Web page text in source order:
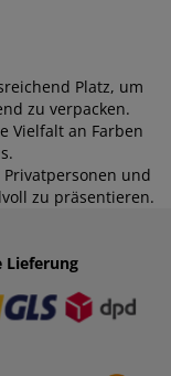
Platz, um
zu verpacken.
Vielfalt an Farben
und
zu präsentieren.
Zahlen
Lieferung